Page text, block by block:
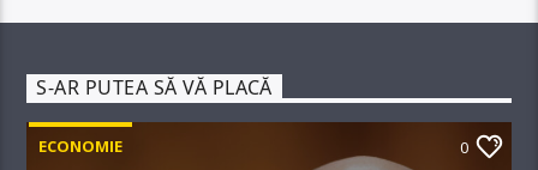
S-AR PUTEA SĂ VĂ PLACĂ
ECONOMIE 0